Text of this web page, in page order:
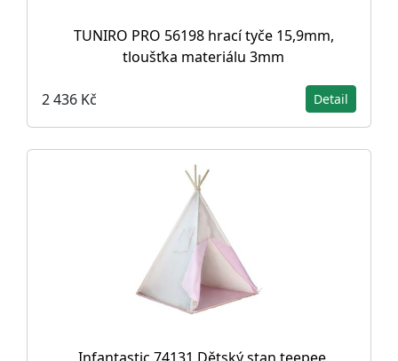
TUNIRO PRO 56198 hrací tyče 15,9mm,
tloušťka materiálu 3mm
2 436 Kč Detail